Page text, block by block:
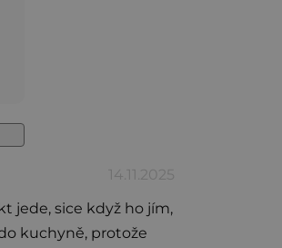
je 5 z 5 hviezdičiek.
14.11.2025
jede, sice když ho jím,
kuchyně, protože